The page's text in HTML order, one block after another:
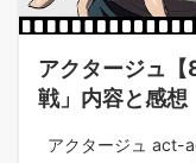
アクタージュ
戦」内容と感想
アクタージュ act-